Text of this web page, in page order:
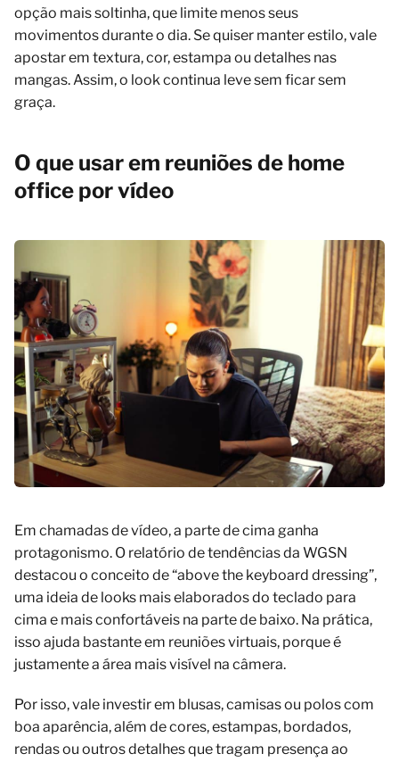
opção mais soltinha, que limite menos seus
movimentos durante o dia. Se quiser manter estilo, vale
apostar em textura, cor, estampa ou detalhes nas
mangas. Assim, o look continua leve sem ficar sem
graça.
O que usar em reuniões de home
office por vídeo
Em chamadas de vídeo, a parte de cima ganha
protagonismo. O relatório de tendências da WGSN
destacou o conceito de “above the keyboard dressing”,
uma ideia de looks mais elaborados do teclado para
cima e mais confortáveis na parte de baixo. Na prática,
isso ajuda bastante em reuniões virtuais, porque é
justamente a área mais visível na câmera.
Por isso, vale investir em blusas, camisas ou polos com
boa aparência, além de cores, estampas, bordados,
rendas ou outros detalhes que tragam presença ao